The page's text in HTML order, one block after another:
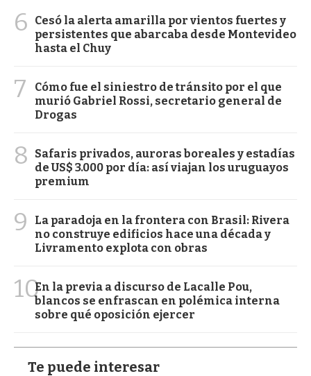
6
Cesó la alerta amarilla por vientos fuertes y
persistentes que abarcaba desde Montevideo
hasta el Chuy
7
Cómo fue el siniestro de tránsito por el que
murió Gabriel Rossi, secretario general de
Drogas
8
Safaris privados, auroras boreales y estadías
de US$ 3.000 por día: así viajan los uruguayos
premium
9
La paradoja en la frontera con Brasil: Rivera
no construye edificios hace una década y
Livramento explota con obras
10En la previa a discurso de Lacalle Pou,
blancos se enfrascan en polémica interna
sobre qué oposición ejercer
Te puede interesar